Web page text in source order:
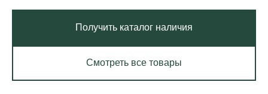
Получить каталог наличия
Смотреть все товары